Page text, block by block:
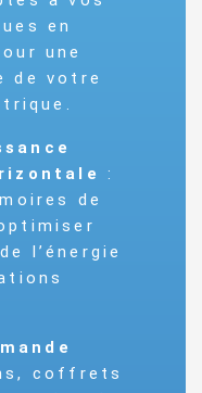
en
une
de votre
:
de
l’énergie
coffrets